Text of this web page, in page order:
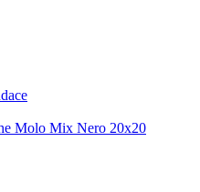
Molo Mix Nero 20x20